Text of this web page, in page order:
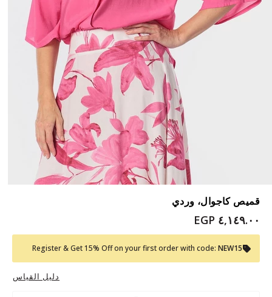
قميص كاجوال، وردي
٤,١٤٩.٠٠ EGP
Register & Get 15% Off on your first order with code: NEW15
دليل القياس